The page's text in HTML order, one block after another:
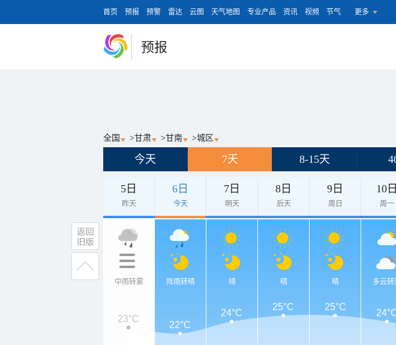
首页 预报 预警 雷达 云图 天气地图 专业产品 资讯 视频 节气 更多
预报
全国 >甘肃 >甘南 >城区
今天 7天 8-15天
5日
昨天
6日
今天
7日
明天
8日
后天
9日
周日
10日
周一
中雨转雾 阵雨转晴 晴 晴 晴 多云转
23°C
22°C
24°C
25°C 25°C